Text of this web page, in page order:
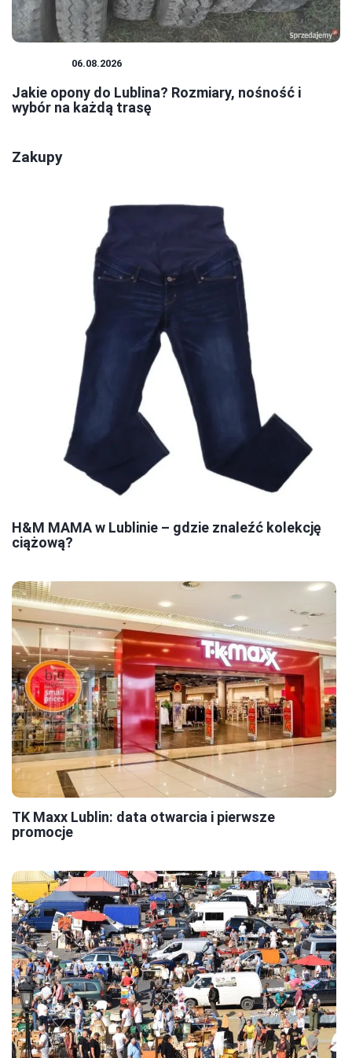
06.08.2026
Jakie opony do Lublina? Rozmiary, nośność i
wybór na każdą trasę
Zakupy
H&M MAMA w Lublinie – gdzie znaleźć kolekcję
ciążową?
TK Maxx Lublin: data otwarcia i pierwsze
promocje